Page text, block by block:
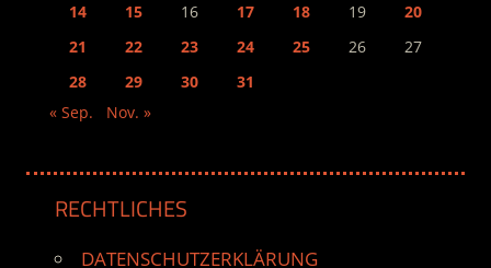
14
15 16 17 18 19
20
21
22 23 24 25 26
27
28
29 30
31
« Sep.
Nov. »
RECHTLICHES
DATENSCHUTZERKLÄRUNG